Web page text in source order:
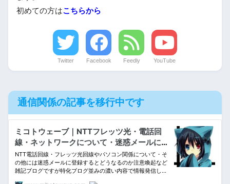
初めての方はこちらから
Twitter Facebook Feedly YouTube
通信関係の記事を移行中です